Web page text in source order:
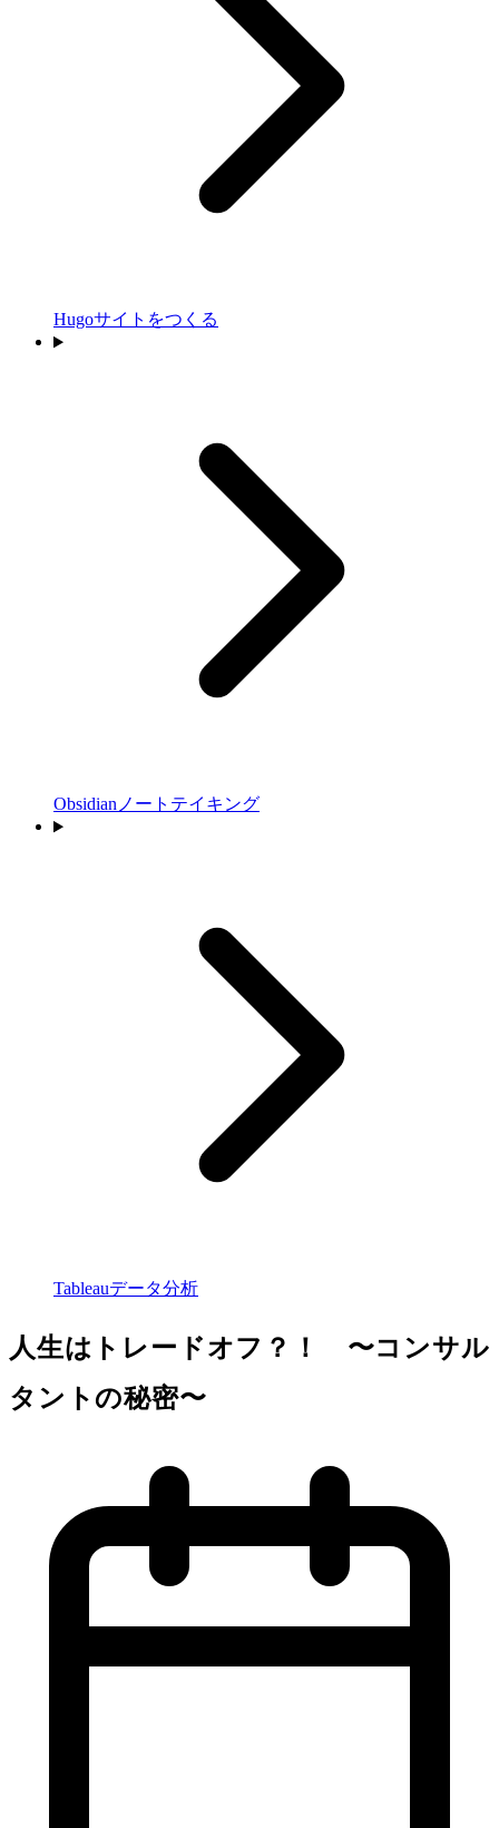
Hugoサイトをつくる
Obsidianノートテイキング
Tableauデータ分析
人生はトレードオフ？！ 〜コンサル
タントの秘密〜